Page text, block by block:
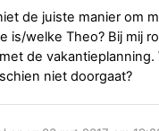
de juiste manier om
is/welke Theo? Bij mij
de
niet doorgaat?